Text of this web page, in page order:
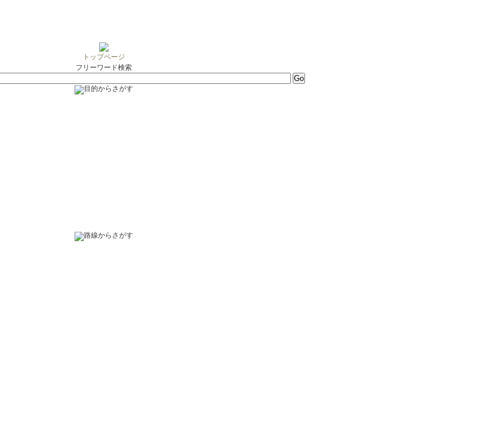
トップページ
フリーワード検索